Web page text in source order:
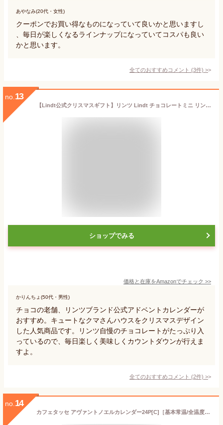
あやなみ(20代・女性)
クーポンでお買い得なものになっていて良いかと思いますし
、毎日が楽しくなるラインナップになっていてコスパも良い
かと思います。
全てのおすすめコメント (3件) >
no. 13
【Lindt公式クリスマスギフト】リンツ Lindt チョコレートミニ リンツテディ アドベントカレンダー 2024 124g
ショップでみる
価格と在庫をAmazonでチェック >>
かりんちょ(50代・男性)
チョコの老舗、リンツブランド公式アドベントカレンダーが
おすすめ。キュートなクマさんハウスをクリスマスデザイン
した人気商品です。リンツ自慢のチョコレートがたっぷり入
っているので、毎日楽しく美味しくカウントダウンが行えま
すよ。
全てのおすすめコメント (2件) >
no. 14
カフェタッセ アヴァントノエルカレンダー24P[C]［基本常温/全温度帯可］大人気のベルギー・カフェタッセから可愛いクリスマス限定商品！アドベントカレンダーが発売！Cafe-Tasse（カフェタッセ）【1〜2営業日以内に出荷】